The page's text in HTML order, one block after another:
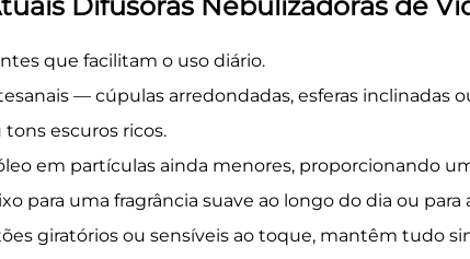
que facilitam o uso diário.
— cúpulas arredondadas, esferas inclinadas
escuros ricos.
em partículas ainda menores, proporcionando
para uma fragrância suave ao longo do dia ou
giratórios ou sensíveis ao toque, mantêm tudo